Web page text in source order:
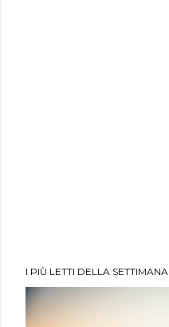
I PIÙ LETTI DELLA SETTIMANA